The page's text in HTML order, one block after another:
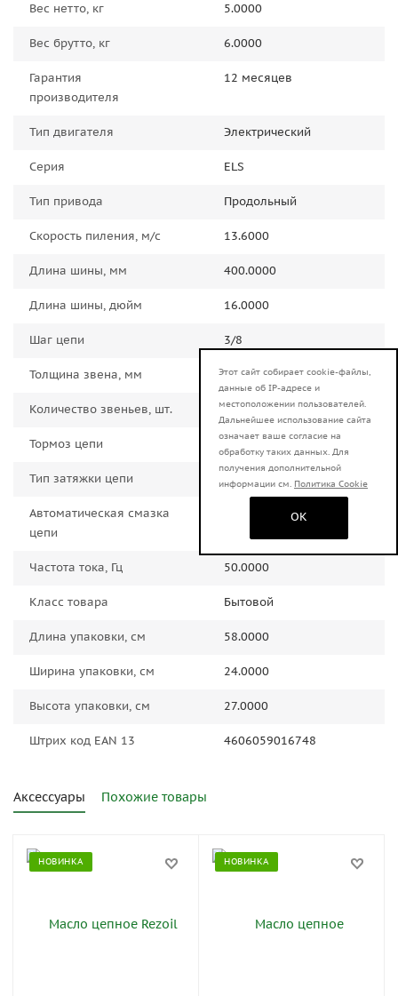
Вес нетто, кг 5.0000
Вес брутто, кг 6.0000
Гарантия
производителя
12 месяцев
Тип двигателя Электрический
Серия ELS
Тип привода Продольный
Скорость пиления, м/с 13.6000
Длина шины, мм 400.0000
Длина шины, дюйм 16.0000
Шаг цепи 3/8
Толщина звена, мм 1.0000
Количество звеньев, шт. 57.0000
Тормоз цепи Есть
Тип затяжки цепи Стандартная, боковая
Автоматическая смазка
цепи
Частота тока, Гц 50.0000
Класс товара Бытовой
Длина упаковки, см 58.0000
Ширина упаковки, см 24.0000
Высота упаковки, см 27.0000
Штрих код EAN 13 4606059016748
Аксессуары Похожие товары
НОВИНКА НОВИНКА
Этот сайт собирает cookie-файлы,
данные об IP-адресе и
местоположении пользователей.
Дальнейшее использование сайта
означает ваше согласие на
обработку таких данных. Для
получения дополнительной
информации см. Политика Cookie
OK